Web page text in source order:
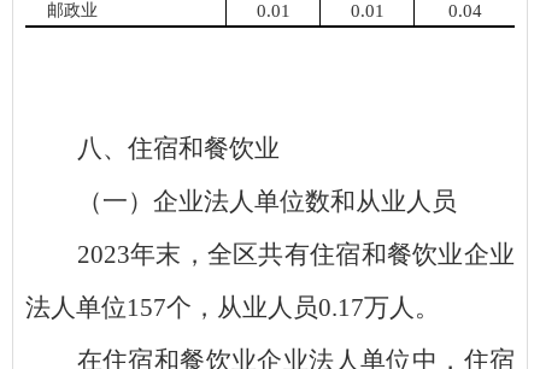
邮政业 0.01 0.01 0.04
八、住宿和餐饮业
（一）企业法人单位数和从业人员
2023年末，全区共有住宿和餐饮业企业
法人单位157个，从业人员0.17万人。
在住宿和餐饮业企业法人单位中，住宿